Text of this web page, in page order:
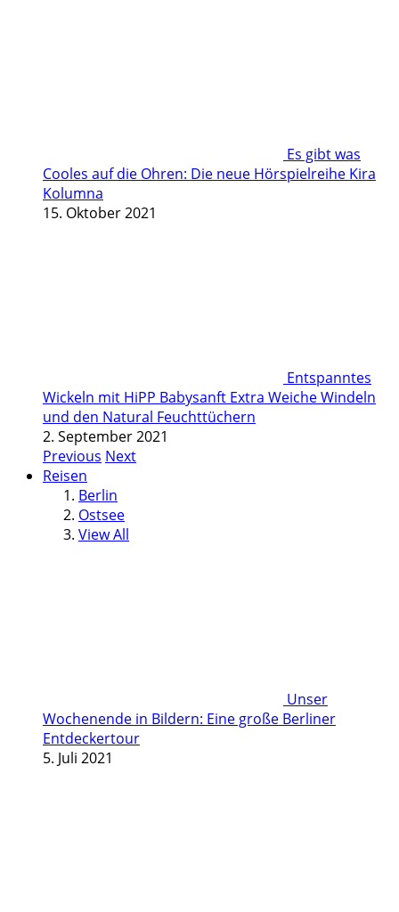
Es gibt was
Cooles auf die Ohren: Die neue Hörspielreihe Kira
Kolumna
15. Oktober 2021
Entspanntes
Wickeln mit HiPP Babysanft Extra Weiche Windeln
und den Natural Feuchttüchern
2. September 2021
Previous Next
Reisen
Berlin
Ostsee
View All
Unser
Wochenende in Bildern: Eine große Berliner
Entdeckertour
5. Juli 2021